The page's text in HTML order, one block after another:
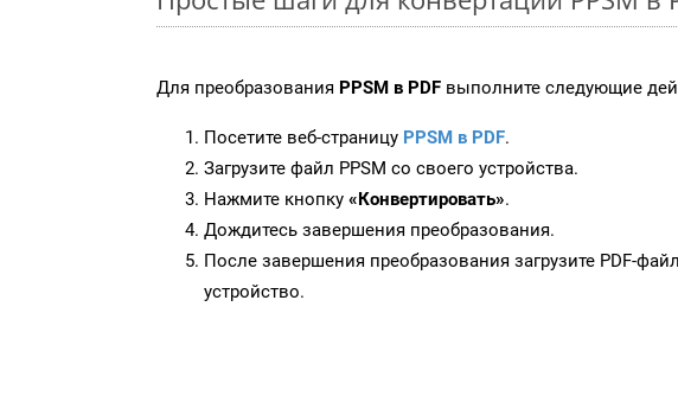
Для преобразования PPSM в PDF выполните следующие
Посетите веб-страницу PPSM в PDF.
Загрузите файл PPSM со своего устройства.
Нажмите кнопку «Конвертировать».
Дождитесь завершения преобразования.
После завершения преобразования загрузите PDF-
устройство.